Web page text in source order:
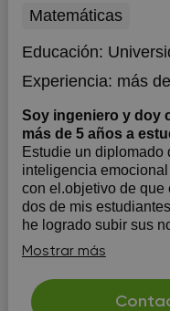
Matemáticas
Educación:
Experiencia: más
Soy ingeniero y doy
más de 5 años a
Estudie un diplomado
inteligencia
con el.objetivo de que
dos de mis
he logrado subir sus
enseñanza.
Mostrar más